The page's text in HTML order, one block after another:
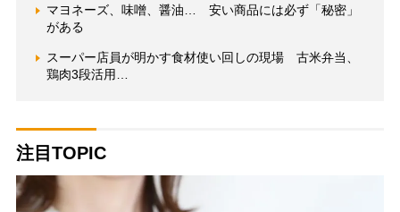
マヨネーズ、味噌、醤油… 安い商品には必ず「秘密」
がある
スーパー店員が明かす食材使い回しの現場 古米弁当、
鶏肉3段活用…
注目TOPIC